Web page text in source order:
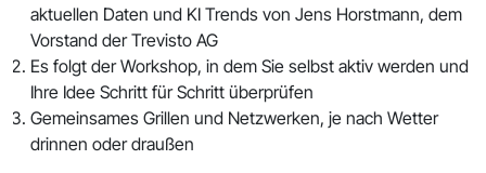
aktuellen Daten und KI Trends von Jens Horstmann, dem
Vorstand der Trevisto AG
Es folgt der Workshop, in dem Sie selbst aktiv werden und
Ihre Idee Schritt für Schritt überprüfen
Gemeinsames Grillen und Netzwerken, je nach Wetter
drinnen oder draußen